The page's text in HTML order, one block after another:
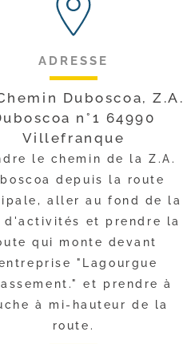
ADRESSE
Duboscoa, Z.A.
n°1 64990
Villefranque
le chemin de la Z.A.
depuis la route
aller au fond de la
d'activités et prendre la
qui monte devant
"Lagourgue
et prendre à
à mi-hauteur de la
route.